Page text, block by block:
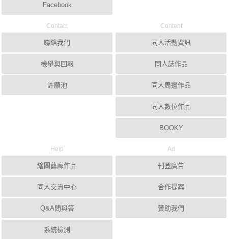
Facebook
Contact
聯絡我們
檢舉與回報
許願池
Content
同人活動資訊
同人誌作品
同人周邊作品
同人數位作品
BOOKY
Help
繪圖藝廊作品
同人交流中心
Q&A問與答
系統檢測
Ad
刊登廣告
合作提案
贊助我們